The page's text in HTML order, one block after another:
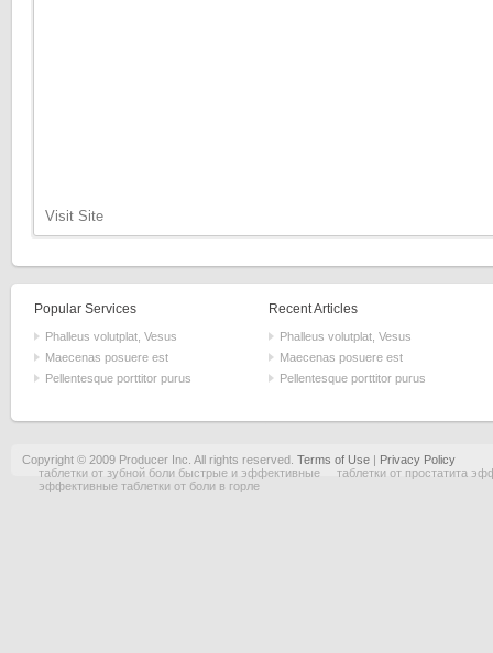
Visit Site
Popular Services
Phalleus volutplat, Vesus
Maecenas posuere est
Pellentesque porttitor purus
Recent Articles
Phalleus volutplat, Vesus
Maecenas posuere est
Pellentesque porttitor purus
Copyright © 2009 Producer Inc. All rights reserved. Terms of Use| Privacy Policy
таблетки от зубной боли быстрые и эффективные
таблетки от простатита
эффективные таблетки от боли в горле